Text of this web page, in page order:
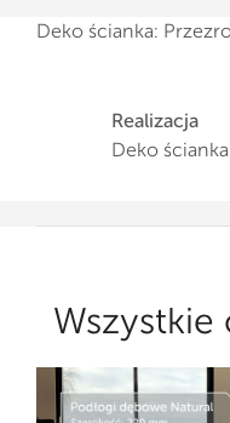
Deko ścianka:
Realizacja
Deko ścianka